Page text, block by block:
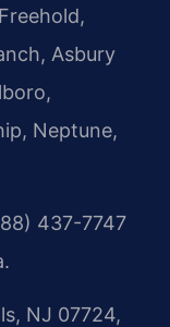
Asbury
Neptune,
437-7747
NJ 07724,